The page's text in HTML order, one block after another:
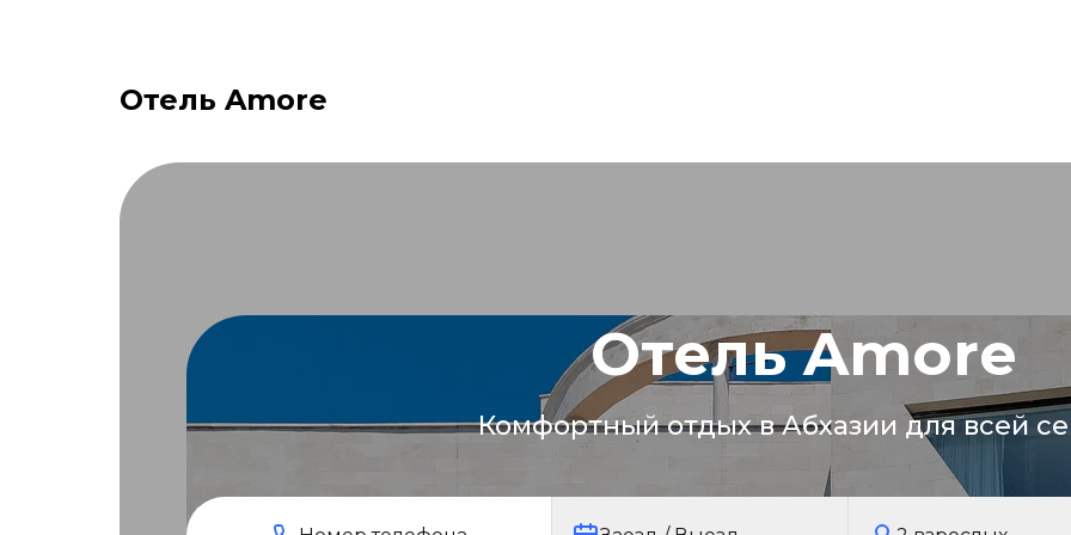
Отель Amore
Отель Amore
Комфортный отдых в Абхазии для всей